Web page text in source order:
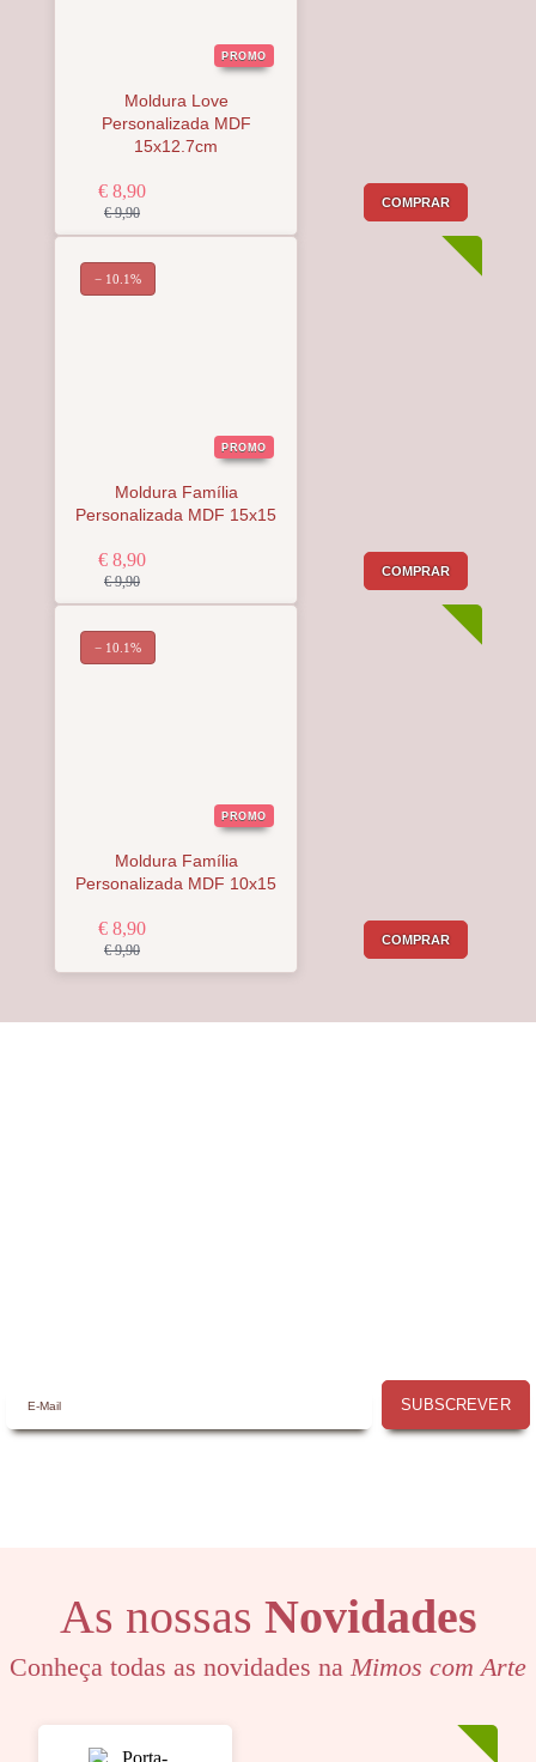
PROMO
Moldura Love
Personalizada MDF
15x12.7cm
€ 8,90
€ 9,90
COMPRAR
PROMO
Moldura Família
Personalizada MDF 15x15
€ 8,90
€ 9,90
COMPRAR
− 10.1%
PROMO
Moldura Família
Personalizada MDF 10x15
€ 8,90
€ 9,90
COMPRAR
− 10.1%
SUBSCREVER
As nossas Novidades
Conheça todas as novidades na Mimos com Arte